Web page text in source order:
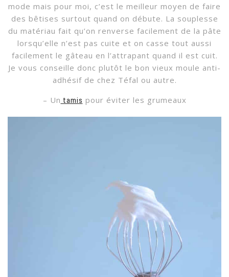
mode mais pour moi, c’est le meilleur moyen de faire
des bêtises surtout quand on débute. La souplesse
du matériau fait qu’on renverse facilement de la pâte
lorsqu’elle n’est pas cuite et on casse tout aussi
facilement le gâteau en l’attrapant quand il est cuit.
Je vous conseille donc plutôt le bon vieux moule anti-
adhésif de chez Téfal ou autre.
– Un tamis pour éviter les grumeaux